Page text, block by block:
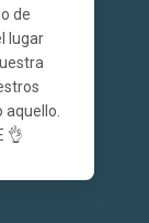
de
lugar
👌